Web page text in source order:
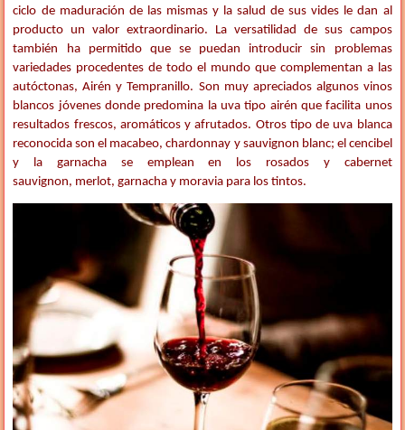
ciclo de maduración de las mismas y la salud de sus vides le dan al
producto un valor extraordinario. La versatilidad de sus campos
también ha permitido que se puedan introducir sin problemas
variedades procedentes de todo el mundo que complementan a las
autóctonas, Airén y Tempranillo. Son muy apreciados algunos vinos
blancos jóvenes donde predomina la uva tipo airén que facilita unos
resultados frescos, aromáticos y afrutados. Otros tipo de uva blanca
reconocida son el macabeo, chardonnay y sauvignon blanc; el cencibel
y la garnacha se emplean en los rosados y cabernet
sauvignon, merlot, garnacha y moravia para los tintos.